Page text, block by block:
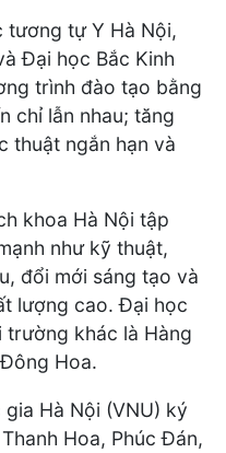
tương tự Y Hà Nội,
Đại học Bắc Kinh
trình đào tạo bằng
chỉ lẫn nhau; tăng
thuật ngắn hạn và
khoa Hà Nội tập
như kỹ thuật,
đổi mới sáng tạo và
lượng cao. Đại học
khác là Hàng
Hoa.
Hà Nội (VNU) ký
Hoa, Phúc Đán,